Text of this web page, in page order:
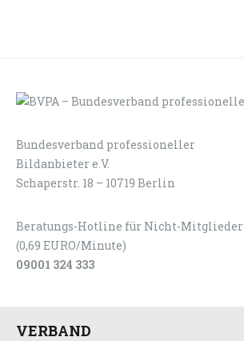
Bundesverband professioneller
Bildanbieter e.V.
Schaperstr. 18 – 10719 Berlin
Beratungs-Hotline für Nicht-Mitglieder
(0,69 EURO/Minute)
09001 324 333
VERBAND